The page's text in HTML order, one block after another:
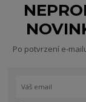
Po potvrzení e-